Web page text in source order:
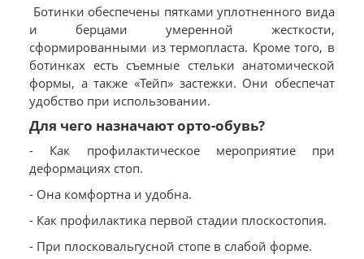
Ботинки обеспечены пятками уплотненного вида
и берцами умеренной жесткости,
сформированными из термопласта. Кроме того, в
ботинках есть съемные стельки анатомической
формы, а также «Тейп» застежки. Они обеспечат
удобство при использовании.
Для чего назначают орто-обувь?
- Как профилактическое мероприятие при
деформациях стоп.
- Она комфортна и удобна.
- Как профилактика первой стадии плоскостопия.
- При плосковальгусной стопе в слабой форме.